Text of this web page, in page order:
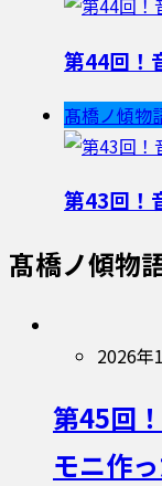
第44回！
髙橋ノ傾物
第43回！
髙橋ノ傾物
2026年
第45回
モニ作